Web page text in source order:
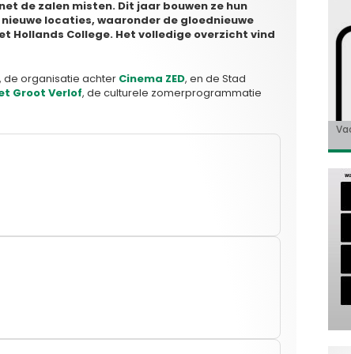
de zalen misten. Dit jaar bouwen ze hun
locaties, waaronder de gloednieuwe
Hollands College. Het volledige overzicht vind
, de organisatie achter Cinema ZED, en de Stad
Groot Verlof, de culturele zomerprogrammatie
de